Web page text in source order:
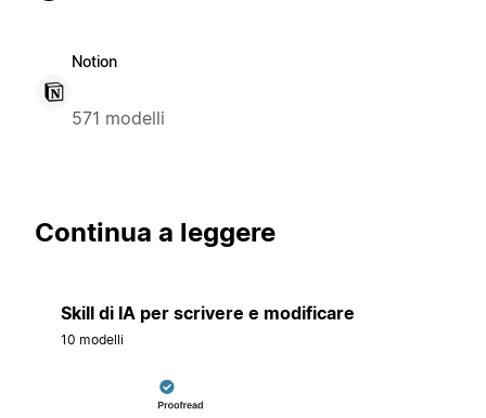
Notion
571 modelli
Continua a leggere
Skill di IA per scrivere e modificare
10 modelli